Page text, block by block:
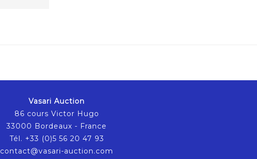
Vasari Auction
86 cours Victor Hugo
33000 Bordeaux - France
Tél. +33 (0)5 56 20 47 93
contact@vasari-auction.com